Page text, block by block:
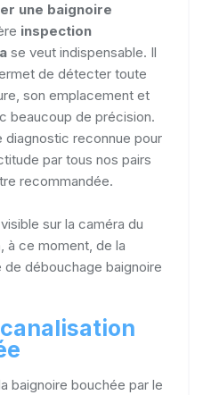
une baignoire
inspection
se veut indispensable. Il
de détecter toute
son emplacement et
beaucoup de précision.
diagnostic reconnue pour
par tous nos pairs
recommandée.
sur la caméra du
à ce moment, de la
débouchage baignoire
baignoire bouchée par le